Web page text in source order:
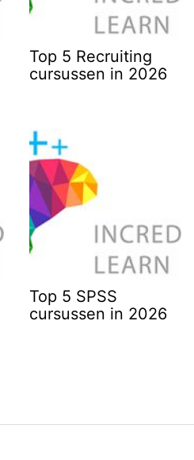
Top 5 Recruiting
cursussen in 2026
Top 5 SPSS
cursussen in 2026